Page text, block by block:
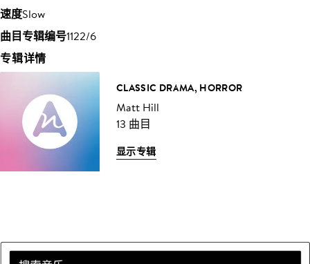
速度Slow
曲目专辑编号1122/6
专辑详情
CLASSIC DRAMA, HORROR
Matt Hill
13 曲目
显示专辑